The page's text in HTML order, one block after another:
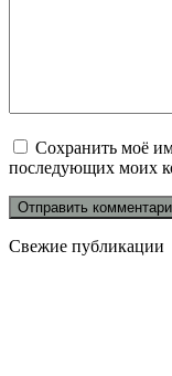
Сохранить моё
последующих моих
Свежие публикации